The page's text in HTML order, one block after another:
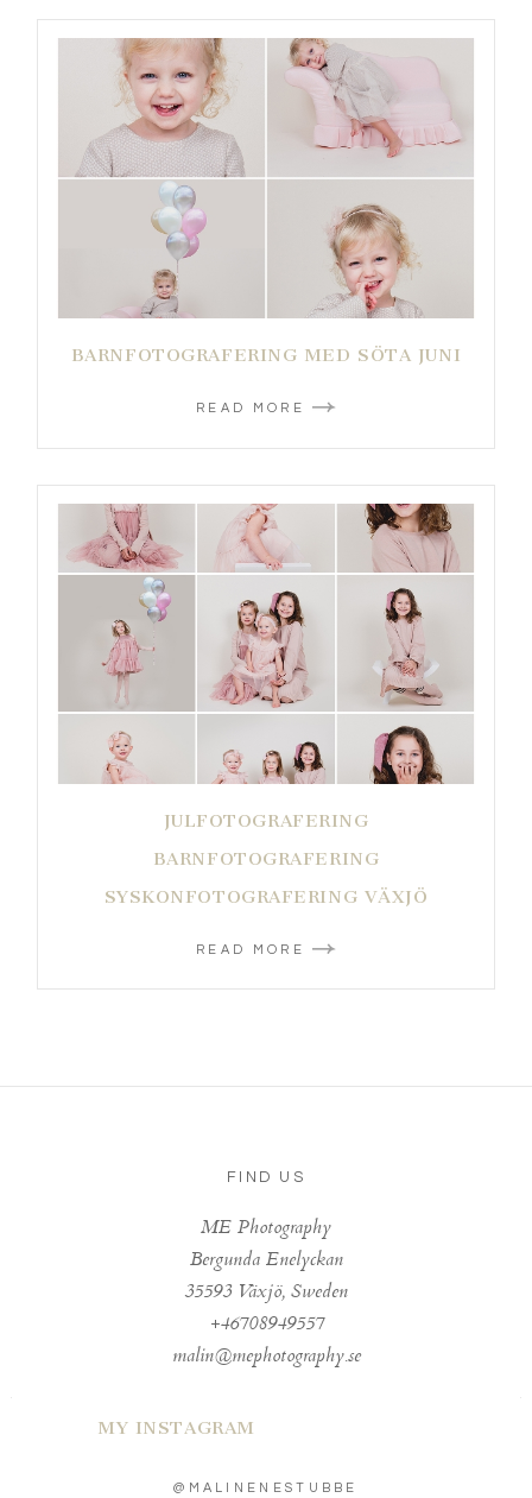
BARNFOTOGRAFERING MED SÖTA JUNI
READ MORE
JULFOTOGRAFERING
BARNFOTOGRAFERING
SYSKONFOTOGRAFERING VÄXJÖ
READ MORE
FIND US
ME Photography
Bergunda Enelyckan
35593 Växjö, Sweden
+46708949557
malin@mephotography.se
MY INSTAGRAM
@MALINENESTUBBE